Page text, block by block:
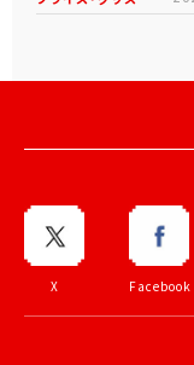
X Facebook